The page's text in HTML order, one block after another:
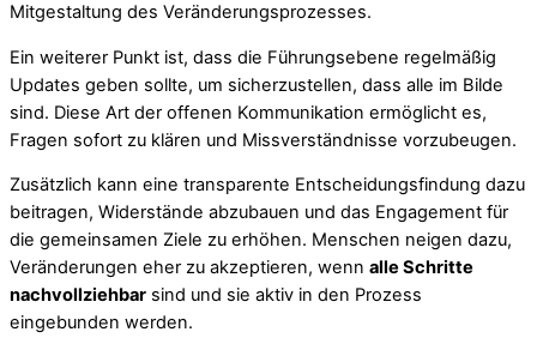
Mitgestaltung des Veränderungsprozesses.
Ein weiterer Punkt ist, dass die Führungsebene regelmäßig
Updates geben sollte, um sicherzustellen, dass alle im Bilde
sind. Diese Art der offenen Kommunikation ermöglicht es,
Fragen sofort zu klären und Missverständnisse vorzubeugen.
Zusätzlich kann eine transparente Entscheidungsfindung dazu
beitragen, Widerstände abzubauen und das Engagement für
die gemeinsamen Ziele zu erhöhen. Menschen neigen dazu,
Veränderungen eher zu akzeptieren, wenn alle Schritte
nachvollziehbar sind und sie aktiv in den Prozess
eingebunden werden.